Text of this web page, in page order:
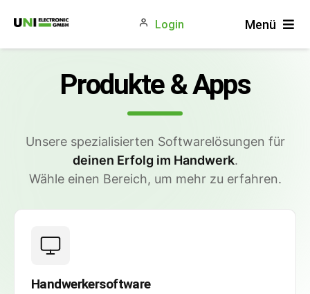
Inhalt
Menü
Blog
Login
Produkte & Apps
Unsere spezialisierten Softwarelösungen für
deinen Erfolg im Handwerk.
Wähle einen Bereich, um mehr zu erfahren.
Handwerkersoftware